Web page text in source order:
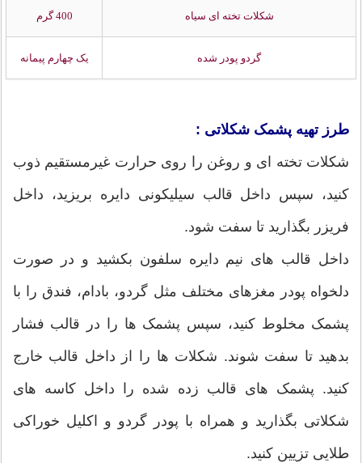
شکلات تخته ای سیاه 400 گرم
گردو پودر شده یک‌ چهارم پیمانه
طرز تهیه پشمک شکلاتی :
شکلات تخته ای و روغن را روی حرارت غیرمستقیم ذوب
کنید، سپس داخل قالب سیلیکونی دایره بریزید، داخل
فریزر بگذارید تا سفت شود.
داخل قالب های نیم دایره سلفون بکشید و در صورت
دلخواه پودر مغزهای مختلف مثل گردو، بادام، فندق را با
پشمک مخلوط کنید، سپس پشمک ها را در قالب فشار
بدهید تا سفت شوند. شکلات ها را از داخل قالب خارج
کنید. پشمک های قالب زده شده را داخل کاسه های
شکلاتی بگذارید و همراه با پودر گردو و اکلیل خوراکی
طلایی تزیین کنید.